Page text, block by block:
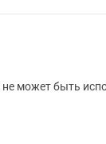
может быть